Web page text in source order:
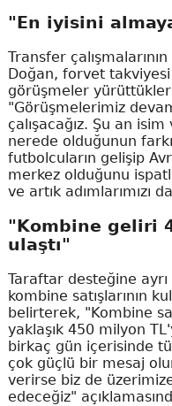
"En iyisini
Transfer
Doğan, forvet
görüşmeler
"Görüşmelerimiz
çalışacağız. Şu an
nerede olduğunun
futbolcuların gelişip
merkez olduğunu
ve artık adımlarımızı
"Kombine geliri
ulaştı"
Taraftar desteğine
kombine satışlarının
belirterek, "Kombine
yaklaşık 450 milyon
birkaç gün içerisinde
çok güçlü bir mesaj
verirse biz de
edeceğiz"